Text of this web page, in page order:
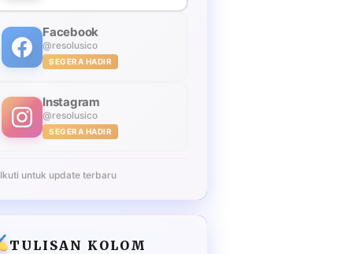
Facebook
@resolusico
SEGERA HADIR
Instagram
@resolusico
SEGERA HADIR
Ikuti untuk update terbaru
TULISAN KOLOM